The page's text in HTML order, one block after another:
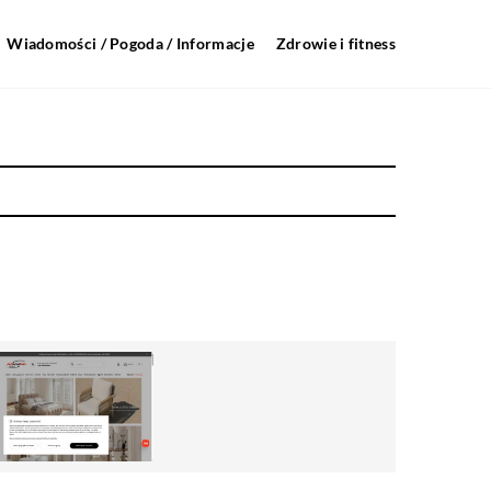
Wiadomości / Pogoda / Informacje Zdrowie i fitness